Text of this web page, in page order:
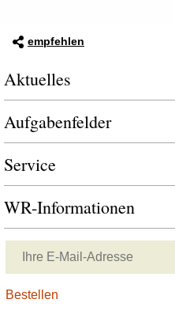
empfehlen
Aktuelles
Aufgabenfelder
Service
WR-Informationen